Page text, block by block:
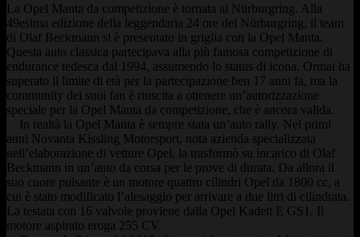
La Opel Manta da competizione è tornata al Nürburgring. Alla
49esima edizione della leggendaria 24 ore del Nürburgring, il team
di Olaf Beckmann si è presentato in griglia con la Opel Manta.
Questa auto classica partecipava alla più famosa competizione di
endurance tedesca dal 1994, assumendo lo status di icona. Ormai ha
superato il limite di età per la partecipazione ben 17 anni fa, ma la
community dei suoi fan è riuscita a ottenere un’autorizzazione
speciale per la Opel Manta da competizione, che è ancora valida.
In realtà la Opel Manta è sempre stata un’auto rally. Nei primi
anni Novanta Kissling Motorsport, nota azienda specializzata
nell’elaborazione di vetture Opel, la trasformò su incarico di Olaf
Beckmann in un’auto da corsa per le prove di durata. Da allora il
suo cuore pulsante è un motore quattro cilindri Opel da 1800 cc, a
cui è stato modificato l’alesaggio per arrivare a due litri di cilindrata.
La testata con 16 valvole proviene dalla Opel Kadett E GS1. Il
motore aspirato eroga 255 CV.